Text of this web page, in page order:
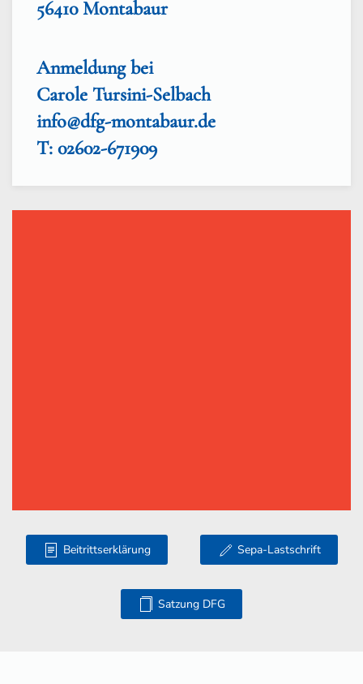
56410 Montabaur
Anmeldung bei
Carole Tursini-Selbach
info@dfg-montabaur.de
T: 02602-671909
Beitrittserklärung Sepa-Lastschrift
Satzung DFG